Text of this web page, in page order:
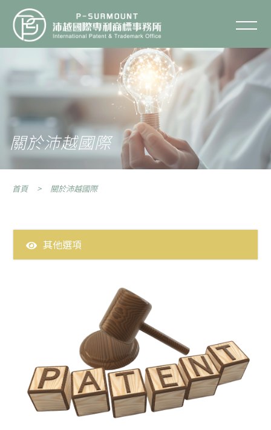
關於沛越國際
關於沛越
服務項目
服務流程
智財專欄
智財Q&A
聯絡我們
關於沛越國際
首頁 關於沛越國際
其他選項
台中專利商標事務所：保障與提升您的智慧
財產權價值
不能不知道的專利世界：化學、醫藥與生物
的創新之路
關於沛越